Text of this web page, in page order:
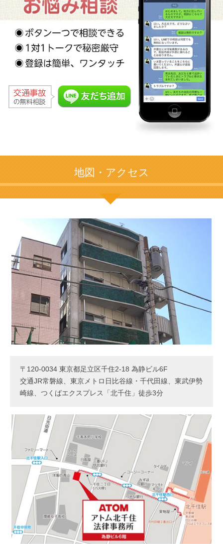
地図・アクセス
〒120-0034 東京都足立区千住2-18 為静ビル6F
交通JR常磐線、東京メトロ日比谷線・千代田線、東武伊勢
崎線、つくばエクスプレス「北千住」徒歩3分